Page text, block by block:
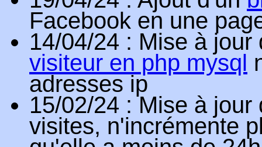
Facebook en une
14/04/24 : Mise à
visiteur en php mysql
adresses ip
15/02/24 : Mise à jour
visites, n'incrémente